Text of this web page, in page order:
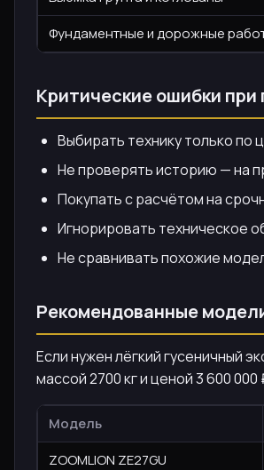
Фундаментные и дорожные
Критические ошибки при
Выбирать технику только по
Не проверять историю — на
Покупать с расчётом на
Игнорировать техническое
Не сравнивать похожие
Рекомендованные
Если нужен лёгкий гусеничный
массой 2700 кг и ценой 3 600
Модель
ZOOMLION ZE27GU